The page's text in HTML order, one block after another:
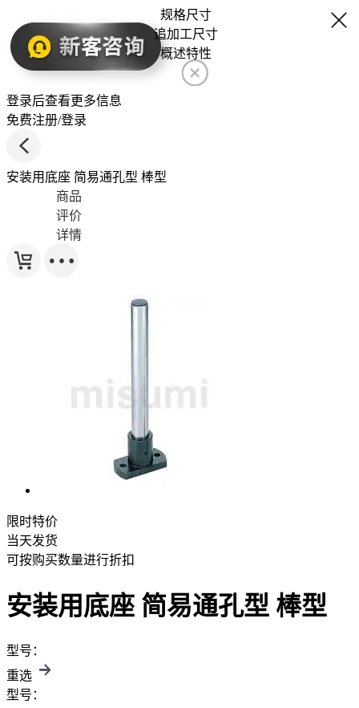
登录后查看更多信息
免费注册/登录
安装用底座 简易通孔型 棒型
商品
评价
详情
限时特价
当天发货
可按购买数量进行折扣
安装用底座 简易通孔型 棒型
型号：
重选
型号：
规格尺寸
追加工尺寸
概述特性